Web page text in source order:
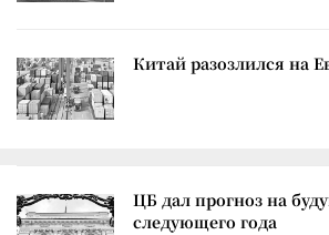
Китай разозлился на
ЦБ дал прогноз на
следующего года